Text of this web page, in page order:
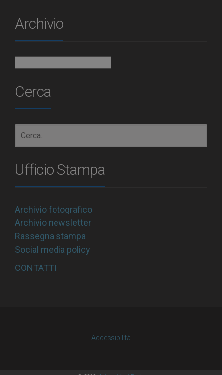
Archivio
Cerca
Ufficio Stampa
Archivio fotografico
Archivio newsletter
Rassegna stampa
Social media policy
CONTATTI
Accessibilità